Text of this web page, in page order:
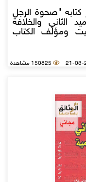
"صحوة الرجل
الثاني والخلافة
1984م بالكويت ومؤلف الكتاب
150825 مشاهدة